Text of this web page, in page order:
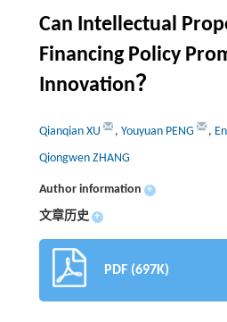
Can Intellectual
Financing Policy
Innovation？
Qianqian XU , Youyuan PENG ,
Qiongwen ZHANG
Author information +
文章历史 +
PDF (697K)